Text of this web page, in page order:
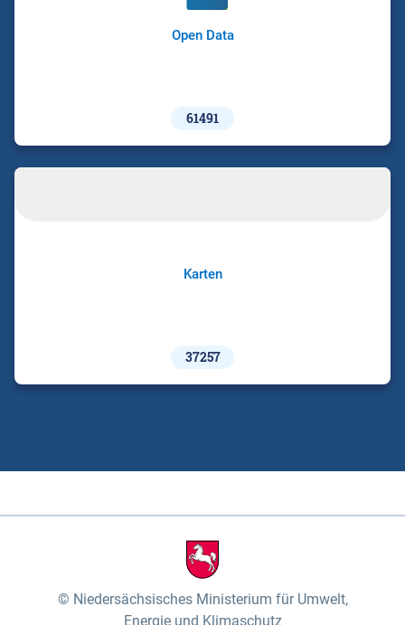
Open Data
61491
Karten
37257
Niedersächsisches Ministerium für Umwelt,
Energie und Klimaschutz